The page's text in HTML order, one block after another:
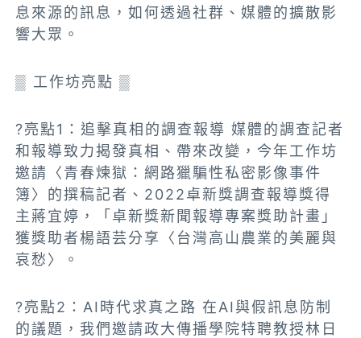
息來源的訊息，如何透過社群、媒體的擴散影
響大眾。
▒ 工作坊亮點 ▒
?亮點1：追擊真相的調查報導 媒體的調查記者
和報導致力揭發真相、帶來改變，今年工作坊
邀請〈青春煉獄：網路獵騙性私密影像事件
簿〉的撰稿記者、2022卓新獎調查報導獎得
主蔣宜婷，「卓新獎新聞報導專案獎助計畫」
獲獎助者楊語芸分享〈台灣高山農業的美麗與
哀愁〉。
?亮點2：AI時代求真之路 在AI與假訊息防制
的議題，我們邀請政大傳播學院特聘教授林日